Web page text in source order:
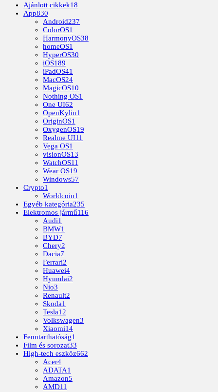
Ajánlott cikkek18
App830
Android237
ColorOS1
HarmonyOS38
homeOS1
HyperOS30
iOS189
iPadOS41
MacOS24
MagicOS10
Nothing OS1
One UI62
OpenKylin1
OriginOS1
OxygenOS19
Realme UI11
Vega OS1
visionOS13
WatchOS11
Wear OS19
Windows57
Crypto1
Worldcoin1
Egyéb kategória235
Elektromos jármű116
Audi1
BMW1
BYD7
Chery2
Dacia7
Ferrari2
Huawei4
Hyundai2
Nio3
Renault2
Skoda1
Tesla12
Volkswagen3
Xiaomi14
Fenntarthatóság1
Film és sorozat33
High-tech eszköz662
Acer4
ADATA1
Amazon5
AMD11